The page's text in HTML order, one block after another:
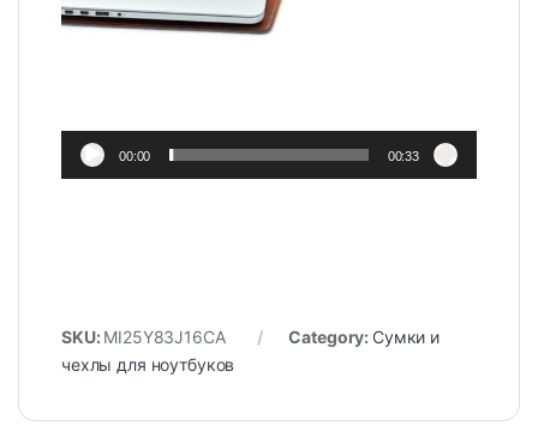
00:00 00:33
SKU: MI25Y83J16CA Category: Сумки и
чехлы для ноутбуков